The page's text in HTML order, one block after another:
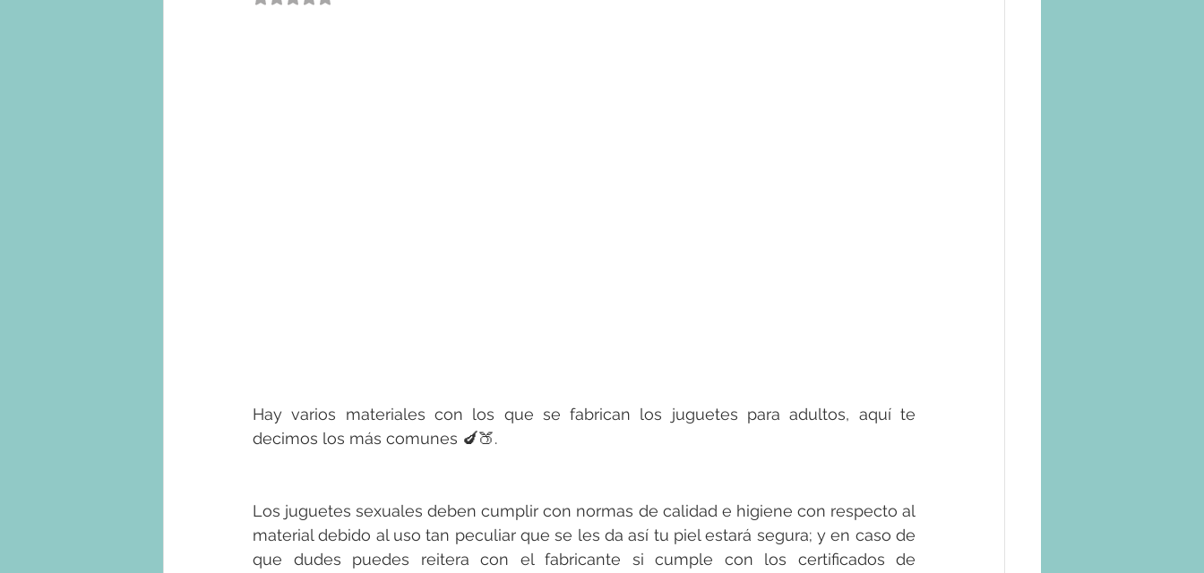
Hay varios materiales con los que se fabrican los juguetes para adultos, aquí te
decimos los más comunes 🍆🍑.
Los juguetes sexuales deben cumplir con normas de calidad e higiene con respecto al
material debido al uso tan peculiar que se les da así tu piel estará segura; y en caso de
que dudes puedes reitera con el fabricante si cumple con los certificados de